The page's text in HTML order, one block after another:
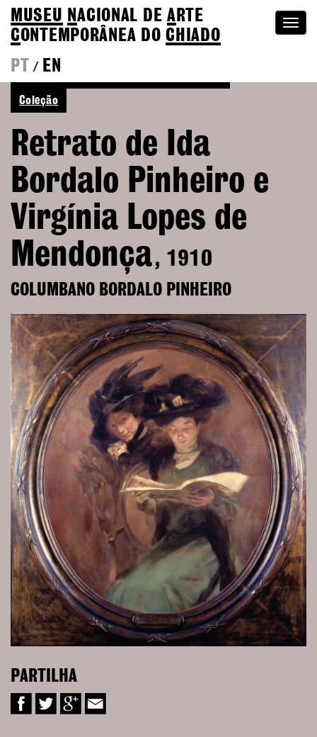
MUSEU NACIONAL DEA RTE
CONTEMPORÂNEA DOCHIADO
PT
/ EN
Coleção
Retrato de Ida
Bordalo Pinheiro e
Virgínia Lopes de
Mendonça, 1910
COLUMBANO BORDALO PINHEIRO
PARTILHA